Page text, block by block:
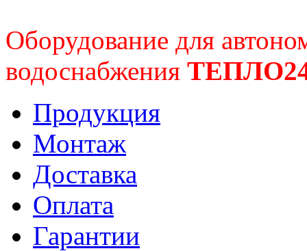
Оборудование для
водоснабжения
Продукция
Монтаж
Доставка
Оплата
Гарантии